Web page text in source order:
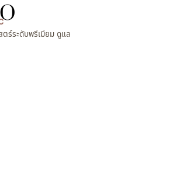
ตร์ระดับพรีเมียม ดูแล